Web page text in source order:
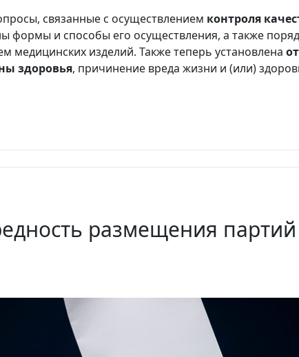
связанные с осуществлением контроля
формы и способы его осуществления, а также
медицинских изделий. Также теперь установлена
здоровья, причинение вреда жизни и (или)
размещения